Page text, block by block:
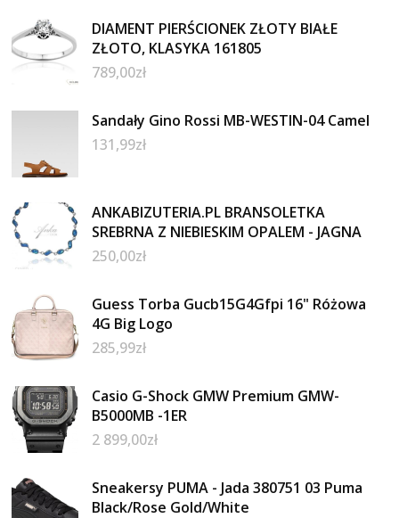
DIAMENT PIERŚCIONEK ZŁOTY BIAŁE
ZŁOTO, KLASYKA 161805
789,00zł
Sandały Gino Rossi MB-WESTIN-04 Camel
131,99zł
ANKABIZUTERIA.PL BRANSOLETKA
SREBRNA Z NIEBIESKIM OPALEM - JAGNA
250,00zł
Guess Torba Gucb15G4Gfpi 16" Różowa
4G Big Logo
285,99zł
Casio G-Shock GMW Premium GMW-
B5000MB -1ER
2 899,00zł
Sneakersy PUMA - Jada 380751 03 Puma
Black/Rose Gold/White